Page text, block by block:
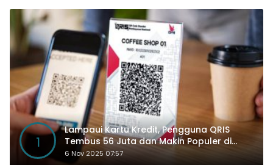
1
Lampaui Kartu Kredit, Pengguna QRIS
Tembus 56 Juta dan Makin Populer di
Kancah Global
6 Nov 2025 07:57